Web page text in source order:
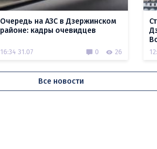
Очередь на АЗС в Дзержинском
районе: кадры очевидцев
16:34 31.07 0 26
Все новости